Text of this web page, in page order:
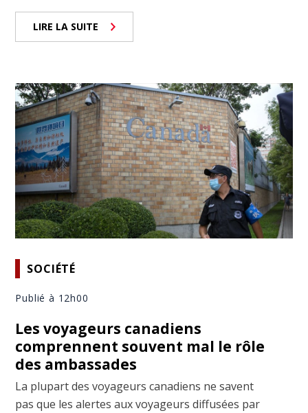
LIRE LA SUITE
SOCIÉTÉ
Publié à 12h00
Les voyageurs canadiens
comprennent souvent mal le rôle
des ambassades
La plupart des voyageurs canadiens ne savent
pas que les alertes aux voyageurs diffusées par